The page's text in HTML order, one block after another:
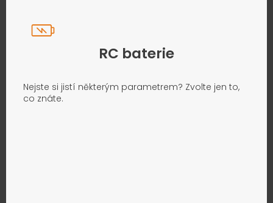
RC baterie
Nejste si jistí některým parametrem? Zvolte jen to,
co znáte.